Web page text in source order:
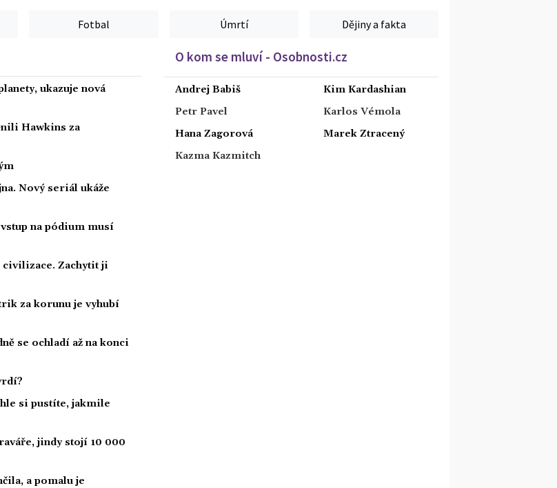
Fotbal Úmrtí Dějiny a fakta
ukazuje nová
Hawkins za
Nový seriál ukáže
na pódium musí
Zachytit ji
za korunu je vyhubí
se ochladí až na konci
si pustíte, jakmile
jindy stojí 10 000
a pomalu je
O kom se mluví - Osobnosti.cz
Andrej Babiš
Petr Pavel
Hana Zagorová
Kazma Kazmitch
Kim Kardashian
Karlos Vémola
Marek Ztracený